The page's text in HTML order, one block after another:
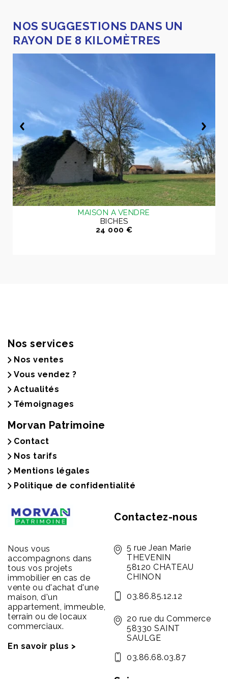
NOS SUGGESTIONS DANS UN
RAYON DE 8 KILOMÈTRES
MAISON A VENDRE
BICHES
24 000 €
Nos services
Nos ventes
Vous vendez ?
Actualités
Témoignages
Morvan Patrimoine
Contact
Nos tarifs
Mentions légales
Politique de confidentialité
Nous vous
accompagnons dans
tous vos projets
immobilier en cas de
vente ou d'achat d'une
maison, d'un
appartement, immeuble,
terrain ou de locaux
commerciaux.
En savoir plus >
Contactez-nous
5 rue Jean Marie
THEVENIN
58120 CHATEAU
CHINON
03.86.85.12.12
20 rue du Commerce
58330 SAINT
SAULGE
03.86.68.03.87